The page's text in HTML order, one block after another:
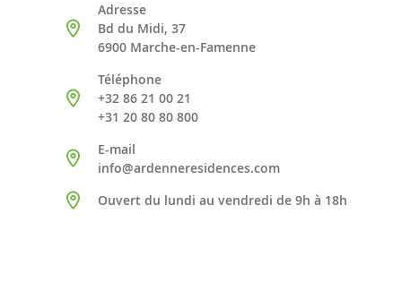
Adresse
Bd du Midi, 37
6900 Marche-en-Famenne
Téléphone
+32 86 21 00 21
+31 20 80 80 800
E-mail
info@ardenneresidences.com
Ouvert du lundi au vendredi de 9h à 18h